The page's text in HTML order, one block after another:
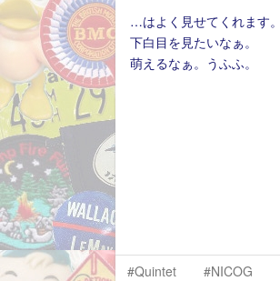
…はよく見せてくれます。
下白目を見たいなぁ。
萌えるなぁ。うふふ。
#Quintet #NICOG